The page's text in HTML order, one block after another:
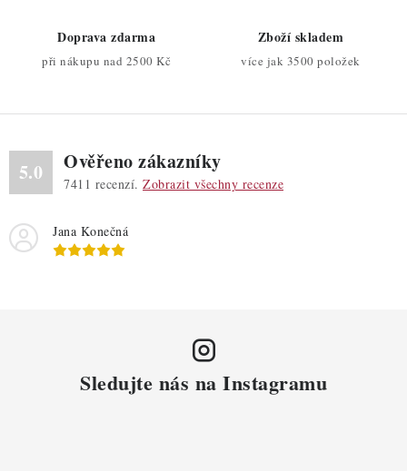
Doprava zdarma
při nákupu nad 2500 Kč
Zboží skladem
více jak 3500 položek
5.0 Ověřeno zákazníky
7411 recenzí. Zobrazit všechny recenze
Jana Konečná
Sledujte nás na Instagramu